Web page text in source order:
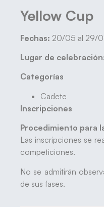
Yellow Cup
Fechas: 20/05 al 29/
Lugar de
Categorías
Cadete
Inscripciones
Procedimiento para
Las inscripciones se
competiciones.
No se admitirán
de sus fases.